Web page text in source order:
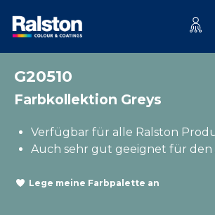
G20510
Farbkollektion Greys
Verfügbar für alle Ralston
Auch sehr gut geeignet für
Lege meine Farbpalette an